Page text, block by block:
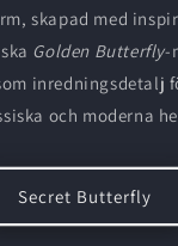
skapad med
Golden Butterfly-
inredningsdetalj
och moderna
Secret Butterfly